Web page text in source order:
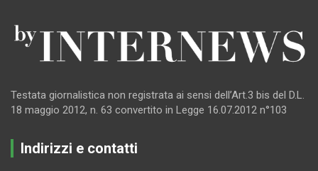
Testata giornalistica non registrata ai sensi dell’Art.3 bis del D.L.
18 maggio 2012, n. 63 convertito in Legge 16.07.2012 n°103
Indirizzi e contatti